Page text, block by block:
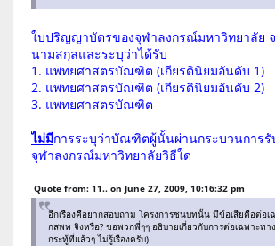
ใบปริญญาบัตรของจุฬาลงกรณ์มหาวิทยาลัย
นามสกุลและระบุว่าได้รับ
1. แพทยศาสตรบัณฑิต (เกียรตินิยมอันดับ 1)
2. แพทยศาสตรบัณฑิต (เกียรตินิยมอันดับ 2)
3. แพทยศาสตรบัณฑิต
ไม่มีการระบุว่าบัณฑิตผู้นั้นผ่านกระบวนการรั
จุฬาลงกรณ์มหาวิทยาลัยวิธีใด
Quote from: 11.. on June 27, 2009, 10:16:32 pm
อีกเรืองคือยากสอบถาม โครงการชนบทนั้น มีข้อเสียคือต่อเ
กสพท จิงหรือ? ขอพวกพี่ๆๆ อธิบายเกี่ยวกับการต่อเฉพาะท
กระทู้ที่แล้วๆ ไม่รู้เรืองครับ)